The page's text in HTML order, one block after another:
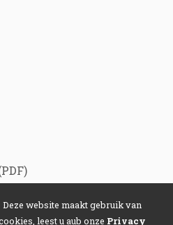
Deze website maakt gebruik van
leest u aub onze Privacy